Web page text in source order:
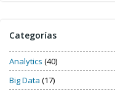
Categorías
Analytics (40)
Big Data (17)